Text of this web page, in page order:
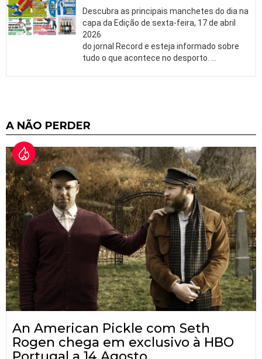
Descubra as principais manchetes do dia na
capa da Edição de sexta-feira, 17 de abril
2026
do jornal Record e esteja informado sobre
tudo o que acontece no desporto.
A NÃO PERDER
An American Pickle com Seth
Rogen chega em exclusivo à HBO